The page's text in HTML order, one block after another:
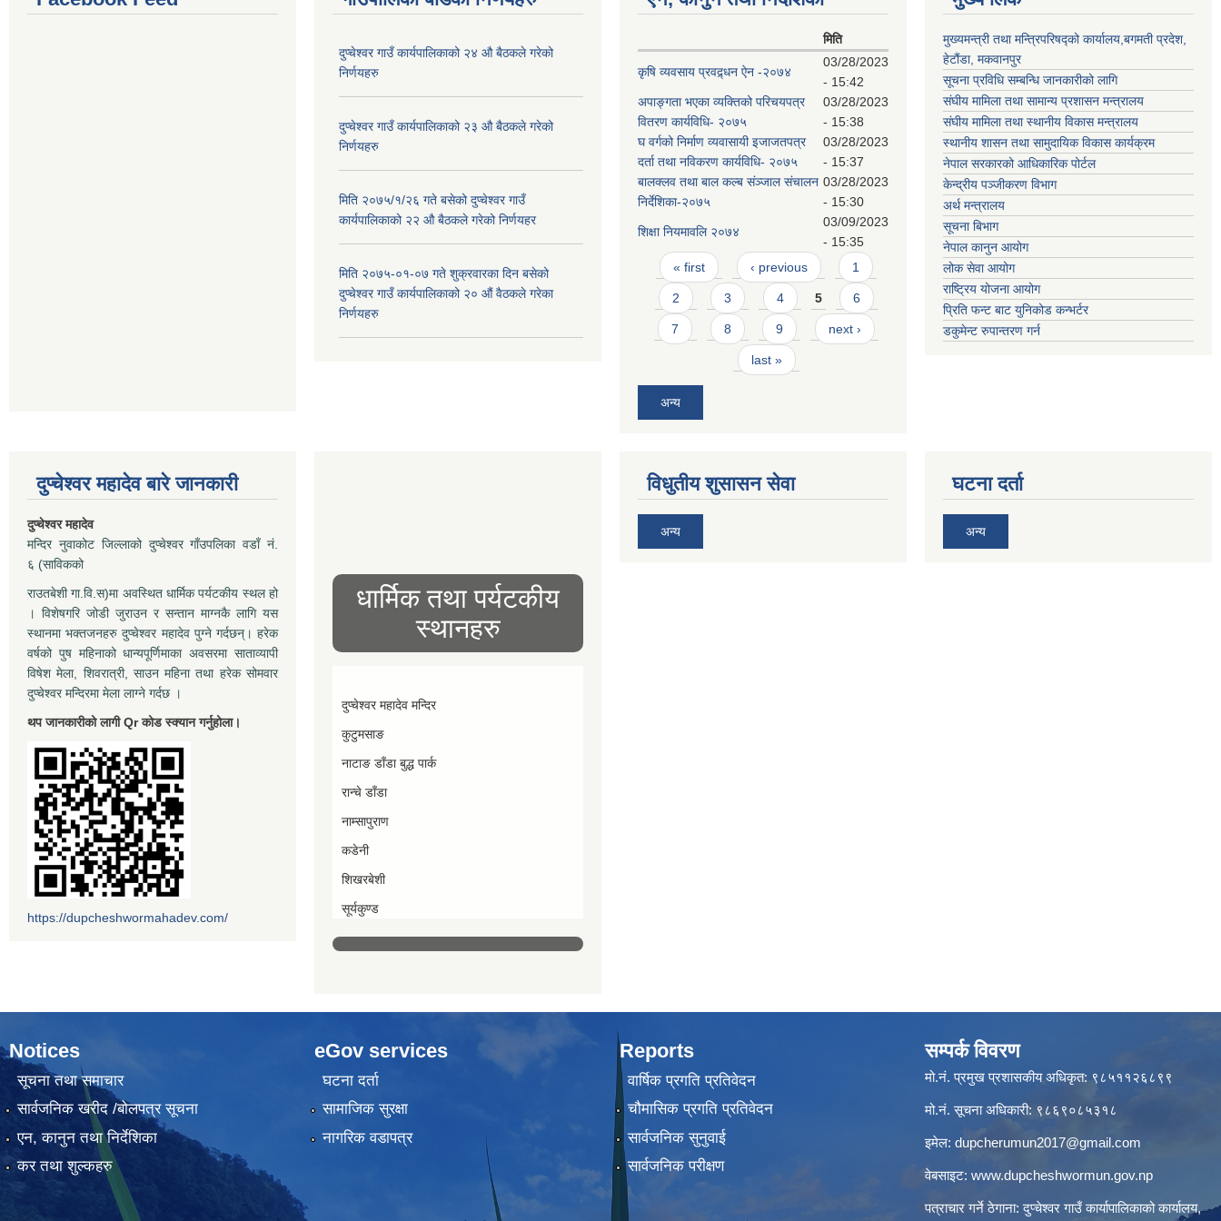
दुप्चेश्वर गाउँ कार्यपालिकाको २४ औ बैठकले गरेको
निर्णयहरु
दुप्चेश्वर गाउँ कार्यपालिकाको २३ औ बैठकले गरेको
निर्णयहरु
मिति २०७५/१/२६ गते बसेको दुप्चेश्वर गाउँ
कार्यपालिकाको २२ औ बैठकले गरेको निर्णयहर
मिति २०७५-०१-०७ गते शुक्रवारका दिन बसेको
दुप्चेश्वर गाउँ कार्यपालिकाको २० औं वैठकले गरेका
निर्णयहरु
मिति
कृषि व्यवसाय प्रवद्र्धन ऐन -२०७४
03/28/2023
- 15:42
अपाङ्गता भएका व्यक्तिको परिचयपत्र
वितरण कार्यविधि- २०७५
03/28/2023
- 15:38
घ वर्गको निर्माण व्यवासायी इजाजतपत्र
दर्ता तथा नविकरण कार्यविधि- २०७५
03/28/2023
- 15:37
बालक्लव तथा बाल कल्ब संञ्जाल संचालन
निर्देशिका-२०७५
03/28/2023
- 15:30
शिक्षा नियमावलि २०७४
03/09/2023
- 15:35
Pages
« first ‹ previous 1
2 3 4 5 6
7 8 9 next ›
last »
अन्य
मुख्यमन्त्री तथा मन्त्रिपरिषद्को कार्यालय,बगमती प्रदेश,
हेटौंडा, मकवानपुर
सूचना प्रविधि सम्बन्धि जानकारीको लागि
संघीय मामिला तथा सामान्य प्रशासन मन्त्रालय
संघीय मामिला तथा स्थानीय विकास मन्त्रालय
स्थानीय शासन तथा सामुदायिक विकास कार्यक्रम
नेपाल सरकारको आधिकारिक पोर्टल
केन्द्रीय पञ्जीकरण विभाग
अर्थ मन्त्रालय
सूचना बिभाग
नेपाल कानुन आयोग
लोक सेवा आयोग
राष्ट्रिय योजना आयोग
प्रिति फन्ट बाट युनिकोड कन्भर्टर
डकुमेन्ट रुपान्तरण गर्न
दुप्चेश्वर महादेव बारे जानकारी
दुप्चेश्वर महादेव
मन्दिर नुवाकोट जिल्लाको दुप्चेश्वर गाँउपलिका वडाँ नं.
६ (साविकको
राउतबेशी गा.वि.स)मा अवस्थित धार्मिक पर्यटकीय स्थल हो
। विशेषगरि जोडी जुराउन र सन्तान माग्नकै लागि यस
स्थानमा भक्तजनहरु दुप्चेश्वर महादेव पुग्ने गर्दछन्। हरेक
वर्षको पुष महिनाको धान्यपूर्णिमाका अवसरमा साताव्यापी
विषेश मेला, शिवरात्री, साउन महिना तथा हरेक सोमवार
दुप्चेश्वर मन्दिरमा मेला लाग्ने गर्दछ ।
थप जानकारीको लागी Qr कोड स्क्यान गर्नुहोला।
https://dupcheshwormahadev.com/
धार्मिक तथा पर्यटकीय
स्थानहरु
दुप्चेश्वर महादेव मन्दिर
कुटुमसाङ
नाटाङ डाँडा बुद्ध पार्क
रान्चे डाँडा
नाम्सापुराण
कडेनी
शिखरबेशी
सूर्यकुण्ड
विधुतीय शुसासन सेवा
अन्य
घटना दर्ता
अन्य
Notices
सूचना तथा समाचार
सार्वजनिक खरीद /बोलपत्र सूचना
एन, कानुन तथा निर्देशिका
कर तथा शुल्कहरु
eGov services
घटना दर्ता
सामाजिक सुरक्षा
नागरिक वडापत्र
Reports
वार्षिक प्रगति प्रतिवेदन
चौमासिक प्रगति प्रतिवेदन
सार्वजनिक सुनुवाई
सार्वजनिक परीक्षण
सम्पर्क विवरण
मो.नं. प्रमुख प्रशासकीय अधिकृत: ९८५११२६८९९
मो.नं. सूचना अधिकारी: ९८६९०८५३१८
इमेल: dupcherumun2017@gmail.com
वेबसाइट: www.dupcheshwormun.gov.np
पत्राचार गर्ने ठेगाना: दुप्चेश्वर गाउँ कार्यापालिकाको कार्यालय,